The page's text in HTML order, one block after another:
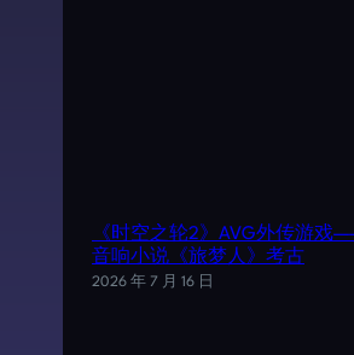
《时空之轮2》AVG外传游戏
音响小说《旅梦人》考古
2026 年 7 月 16 日